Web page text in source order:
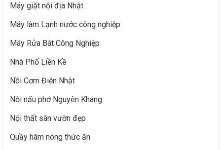
Máy giặt nội địa Nhật
Máy làm Lạnh nước công nghiệp
Máy Rửa Bát Công Nghiệp
Nhà Phố Liền Kề
Nồi Cơm Điện Nhật
Nồi nấu phở Nguyên Khang
Nội thất sân vườn đẹp
Quầy hâm nóng thức ăn